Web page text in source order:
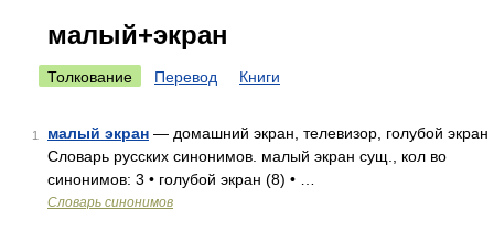
малый+экран
Толкование Перевод Книги
1 малый экран — домашний экран, телевизор, голубой экран
Словарь русских синонимов. малый экран сущ., кол во
синонимов: 3 • голубой экран (8) • …
Словарь синонимов